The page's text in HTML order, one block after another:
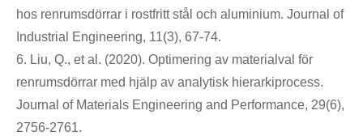
hos renrumsdörrar i rostfritt stål och aluminium. Journal of
Industrial Engineering, 11(3), 67-74.
6. Liu, Q., et al. (2020). Optimering av materialval för
renrumsdörrar med hjälp av analytisk hierarkiprocess.
Journal of Materials Engineering and Performance, 29(6),
2756-2761.